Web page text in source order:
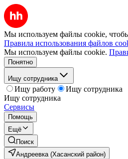
Мы используем файлы cookie, чтобы
Правила использования файлов
Мы используем файлы cookie.
Понятно
Ищу сотрудника
Ищу работу
Ищу сотрудника
Ищу сотрудника
Сервисы
Помощь
Ещё
Поиск
Андреевка (Хасанский район)